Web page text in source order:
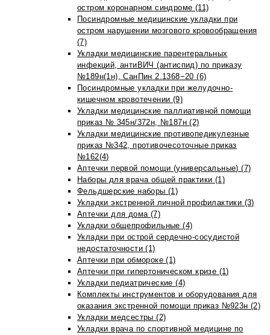
остром коронарном синдроме (11)
Посиндромные медицинские укладки при
остром нарушении мозгового кровообращения
(7)
Укладки медицинские парентеральных
инфекций, антиВИЧ (антиспид) по приказу
№189н(1н), СанПин 2.1368−20 (6)
Посиндромные укладки при желудочно-
кишечном кровотечении (9)
Укладки медицинские паллиативной помощи
приказ № 345н/372н, №187н (2)
Укладки медицинские противопедикулезные
приказ №342, противочесоточные приказ
№162(4)
Аптечки первой помощи (универсальные) (7)
Наборы для врача общей практики (1)
Фельдшерские наборы (1)
Укладки экстренной личной профилактики (3)
Аптечки для дома (7)
Укладки общепрофильные (4)
Укладки при острой сердечно-сосудистой
недостаточности (1)
Аптечки при обмороке (1)
Аптечки при гипертоническом кризе (1)
Укладки педиатрические (4)
Комплекты инструментов и оборудования для
оказания экстренной помощи приказ №923н (2)
Укладки медсестры (2)
Укладки врача по спортивной медицине по